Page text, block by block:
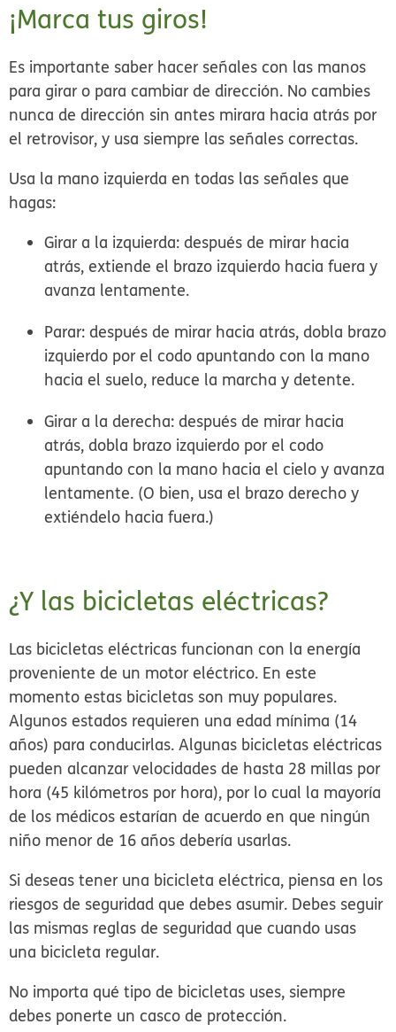
¡Marca tus giros!
Es importante saber hacer señales con las manos
para girar o para cambiar de dirección. No cambies
nunca de dirección sin antes mirara hacia atrás por
el retrovisor, y usa siempre las señales correctas.
Usa la mano izquierda en todas las señales que
hagas:
Girar a la izquierda: después de mirar hacia
atrás, extiende el brazo izquierdo hacia fuera y
avanza lentamente.
Parar: después de mirar hacia atrás, dobla brazo
izquierdo por el codo apuntando con la mano
hacia el suelo, reduce la marcha y detente.
Girar a la derecha: después de mirar hacia
atrás, dobla brazo izquierdo por el codo
apuntando con la mano hacia el cielo y avanza
lentamente. (O bien, usa el brazo derecho y
extiéndelo hacia fuera.)
¿Y las bicicletas eléctricas?
Las bicicletas eléctricas funcionan con la energía
proveniente de un motor eléctrico. En este
momento estas bicicletas son muy populares.
Algunos estados requieren una edad mínima (14
años) para conducirlas. Algunas bicicletas eléctricas
pueden alcanzar velocidades de hasta 28 millas por
hora (45 kilómetros por hora), por lo cual la mayoría
de los médicos estarían de acuerdo en que ningún
niño menor de 16 años debería usarlas.
Si deseas tener una bicicleta eléctrica, piensa en los
riesgos de seguridad que debes asumir. Debes seguir
las mismas reglas de seguridad que cuando usas
una bicicleta regular.
No importa qué tipo de bicicletas uses, siempre
debes ponerte un casco de protección.